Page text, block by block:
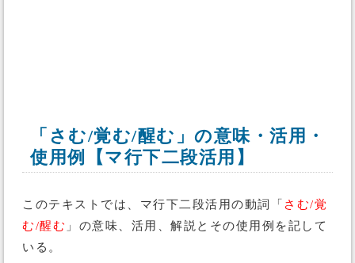
「さむ/覚む/醒む」の意味・活用・
使用例【マ行下二段活用】
このテキストでは、マ行下二段活用の動詞「 さむ/覚
む/醒む 」の意味、活用、解説とその使用例を記して
いる。